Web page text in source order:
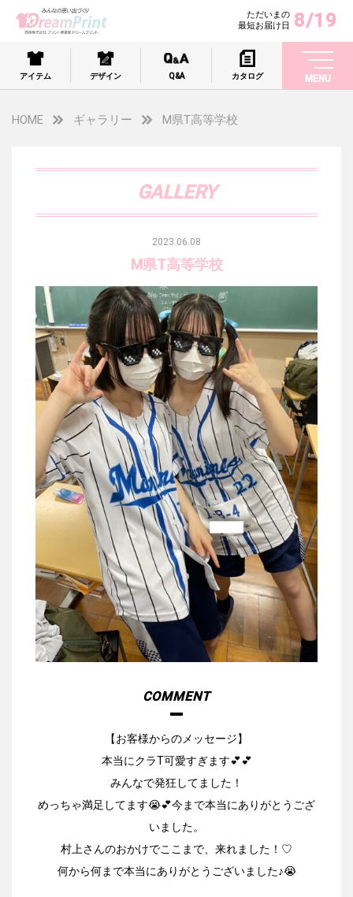
ただいまの
最短お届け日
8/19
アイテム デザイン Q&A カタログ MENU
HOME ギャラリー M県T高等学校
GALLERY
2023.06.08
M県T高等学校
COMMENT
【お客様からのメッセージ】
本当にクラT可愛すぎます💕💕
みんなで発狂してました！
めっちゃ満足してます😭💕今まで本当にありがとうござ
いました。
村上さんのおかけでここまで、来れました！♡
何から何まで本当にありがとうございました♪😭